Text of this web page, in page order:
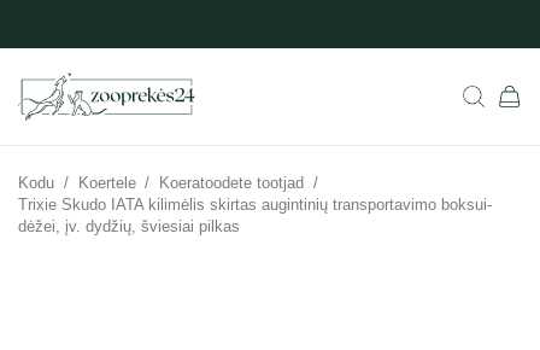
Kodu / Koertele / Koeratoodete tootjad /
Trixie Skudo IATA kilimėlis skirtas augintinių transportavimo boksui-
dėžei, įv. dydžių, šviesiai pilkas